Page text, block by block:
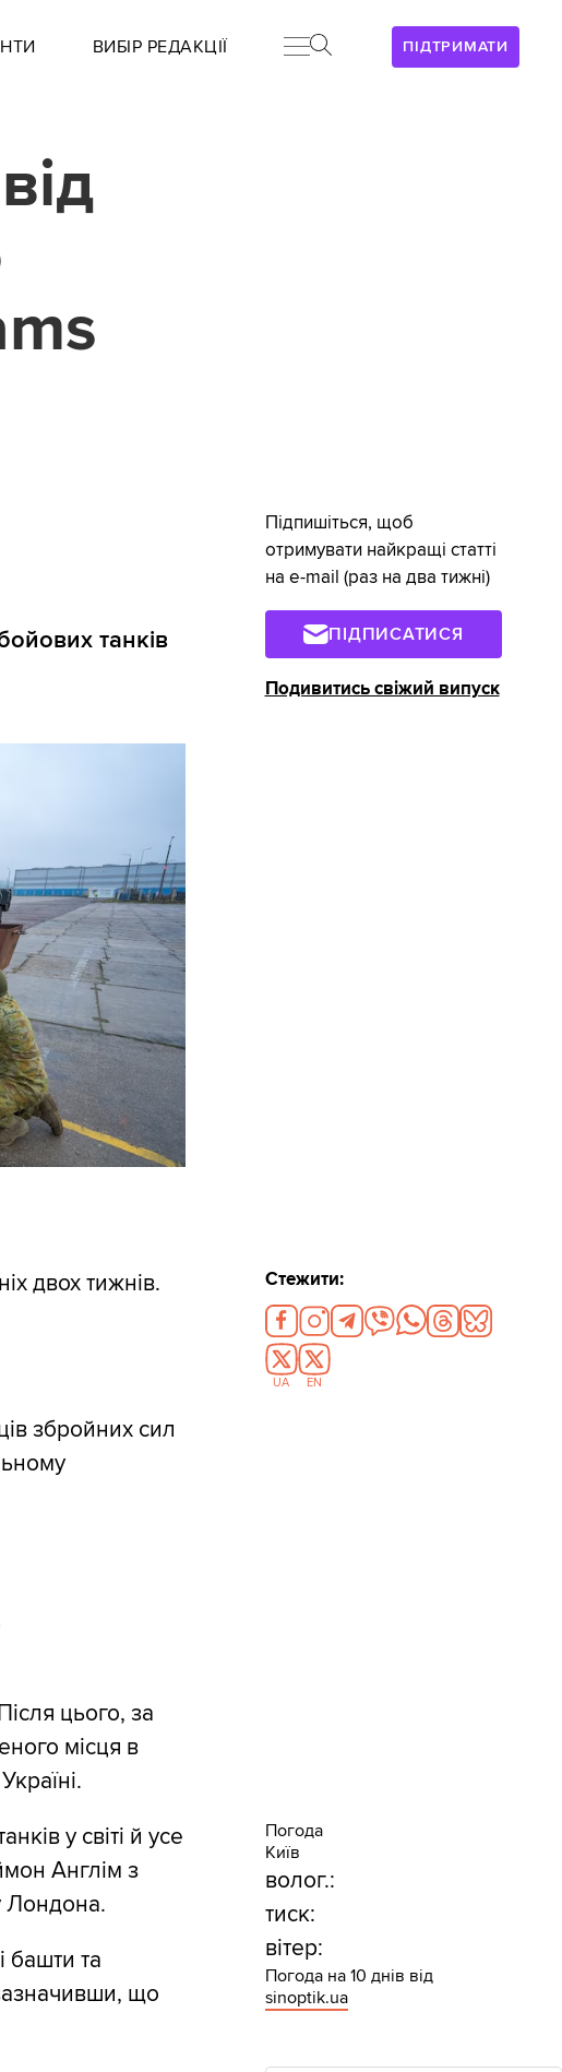
ПІДТРИМАТИ
ВИБІР РЕДАКЦІЇ
танків
двох тижнів.
збройних сил
цього, за
місця в
у світі й усе
Англім з
Лондона.
башти та
що
Підпишіться, щоб
отримувати найкращі статті
на e-mail (раз на два тижні)
ПІДПИСАТИСЯ
Подивитись свіжий випуск
Стежити:
UA EN
Погода
Київ
волог.:
тиск:
вітер:
Погода на 10 днів від
sinoptik.ua